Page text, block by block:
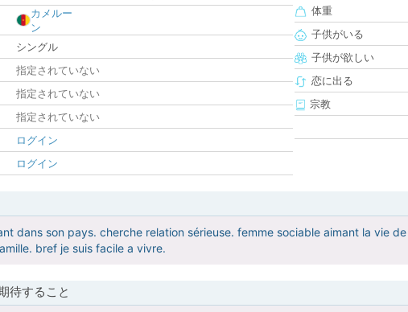
カメルー
ン
シングル
指定されていない
指定されていない
指定されていない
ログイン
ログイン
体重
子供がいる
子供が欲しい
恋に出る
宗教
dans son pays. cherche relation sérieuse. femme sociable aimant la vie
bref je suis facile a vivre.
待すること